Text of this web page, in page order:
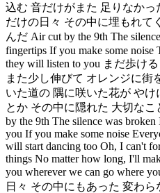
込む 音だけがまた 足りなか
だけの日々 その中に埋もれて
んだ Air cut by the 9th The
fingertips If you make some
they will listen to you まだ歩け
また少し伸びて オレンジに街
いた道の 隅に咲いた花が や
とか その中に隠れた 大切な
by the 9th The silence was
you If you make some noise
will start dancing too Oh, I can't
things No matter how long, I'll
you wherever we can go where
日々 その中にもあった 変わら